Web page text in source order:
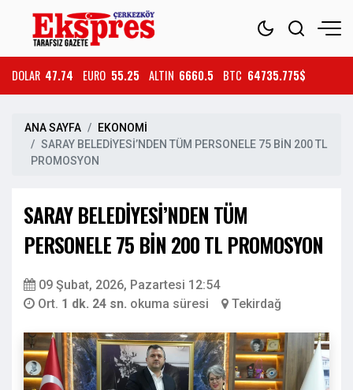
DOLAR 47.74 EURO 55.25 ALTIN 6660.5 BTC 64735.775$
ANA SAYFA
EKONOMİ
SARAY BELEDİYESİ’NDEN TÜM PERSONELE 75 BİN 200 TL
PROMOSYON
SARAY BELEDİYESİ’NDEN TÜM
PERSONELE 75 BİN 200 TL PROMOSYON
09 Şubat, 2026, Pazartesi 12:54
Ort. 1 dk. 24 sn. okuma süresi Tekirdağ